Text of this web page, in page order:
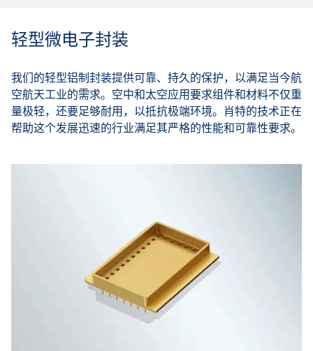
轻型微电子封装
我们的轻型铝制封装提供可靠、持久的保护，以满足当今航
空航天工业的需求。空中和太空应用要求组件和材料不仅重
量极轻，还要足够耐用，以抵抗极端环境。肖特的技术正在
帮助这个发展迅速的行业满足其严格的性能和可靠性要求。